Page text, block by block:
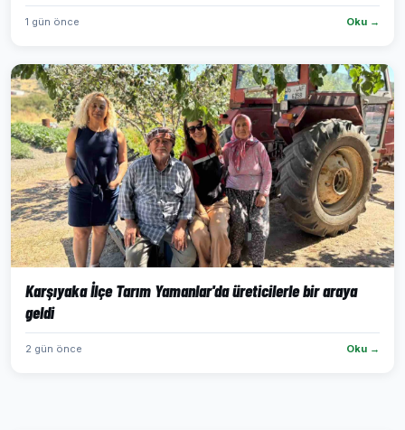
1 gün önce Oku →
Karşıyaka İlçe Tarım Yamanlar'da üreticilerle bir araya
geldi
2 gün önce Oku →